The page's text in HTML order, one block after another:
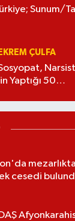
Sunum/
ÇULFA
Narsist
Yaptığı 50
cesedi